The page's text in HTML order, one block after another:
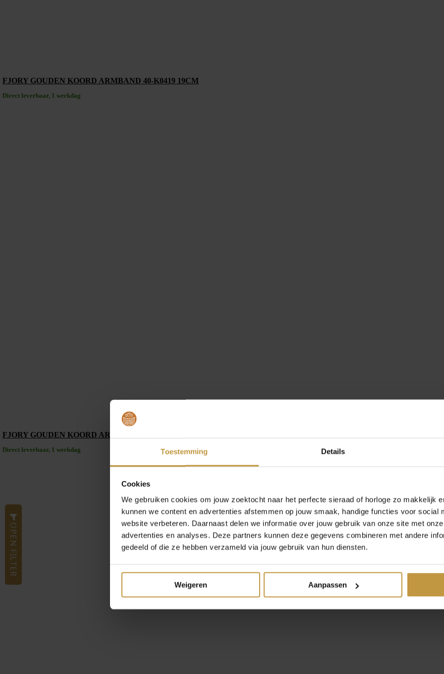
Toestemming Details
Cookies
We gebruiken cookies om jouw zoektocht naar het perfecte sieraad of horloge zo makkelijk
kunnen we content en advertenties afstemmen op jouw smaak, handige functies voor social
website verbeteren. Daarnaast delen we informatie over jouw gebruik van onze site met
advertenties en analyses. Deze partners kunnen deze gegevens combineren met andere
gedeeld of die ze hebben verzameld via jouw gebruik van hun diensten.
Weigeren Aanpassen
OPEN FILTER
FJORY GOUDEN KOORD ARMBAND 40-K0419 19CM
Direct leverbaar, 1 werkdag
FJORY GOUDEN KOORD ARMBAND 40-K0319 19CM
Direct leverbaar, 1 werkdag